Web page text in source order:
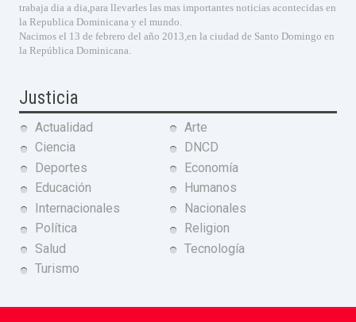
trabaja dia a dia,para llevarles las mas importantes noticias acontecidas en
la Republica Dominicana y el mundo.
Nacimos el 13 de febrero del año 2013,en la ciudad de Santo Domingo en
la República Dominicana.
Justicia
Actualidad
Arte
Ciencia
DNCD
Deportes
Economía
Educación
Humanos
Internacionales
Nacionales
Política
Religion
Salud
Tecnología
Turismo